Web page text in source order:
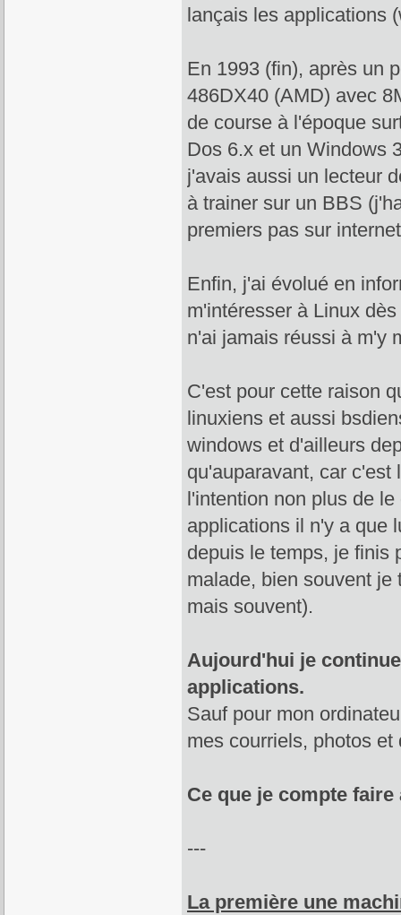
lançais les applications
En 1993 (fin), après un
486DX40 (AMD) avec
de course à l'époque
Dos 6.x et un Windows
j'avais aussi un lecteur
à trainer sur un BBS
premiers pas sur
Enfin, j'ai évolué en
m'intéresser à Linux
n'ai jamais réussi à m'y
C'est pour cette raison
linuxiens et aussi
windows et d'ailleurs
qu'auparavant, car c'est
l'intention non plus de
applications il n'y a que
depuis le temps, je finis
malade, bien souvent je
mais souvent).
Aujourd'hui je
applications.
Sauf pour mon
mes courriels, photos
Ce que je compte
---
La première une